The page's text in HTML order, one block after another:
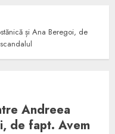
și Ana Beregoi, de
Andreea
de fapt. Avem